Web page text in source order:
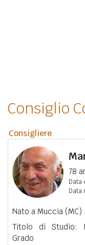
Consiglio
Consigliere
78
Data
Data
Nato a Muccia (MC)
Titolo di Studio:
Grado